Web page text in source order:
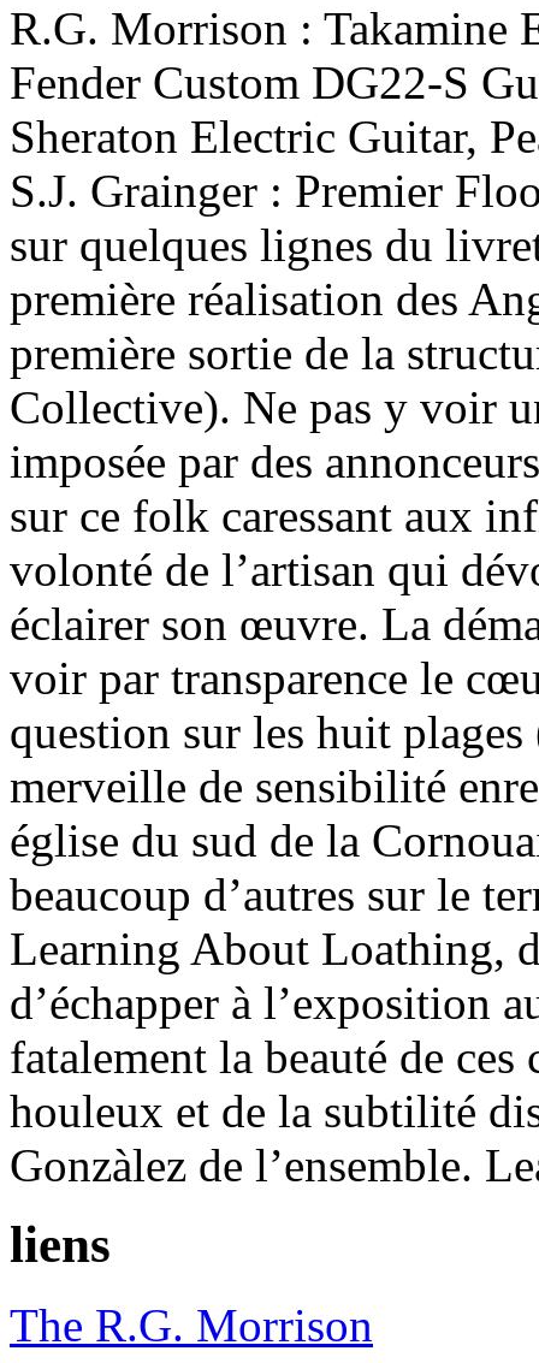
R.G. Morrison : Takamine
Fender Custom DG22-S
Sheraton Electric Guitar,
S.J. Grainger : Premier
sur quelques lignes du
première réalisation des
première sortie de la
Collective). Ne pas y voir
imposée par des
sur ce folk caressant aux
volonté de l’artisan qui
éclairer son œuvre. La
voir par transparence le
question sur les huit
merveille de sensibilité
église du sud de la
beaucoup d’autres sur le
Learning About Loathing,
d’échapper à l’exposition
fatalement la beauté de
houleux et de la subtilité
Gonzàlez de l’ensemble.
liens
The R.G. Morrison